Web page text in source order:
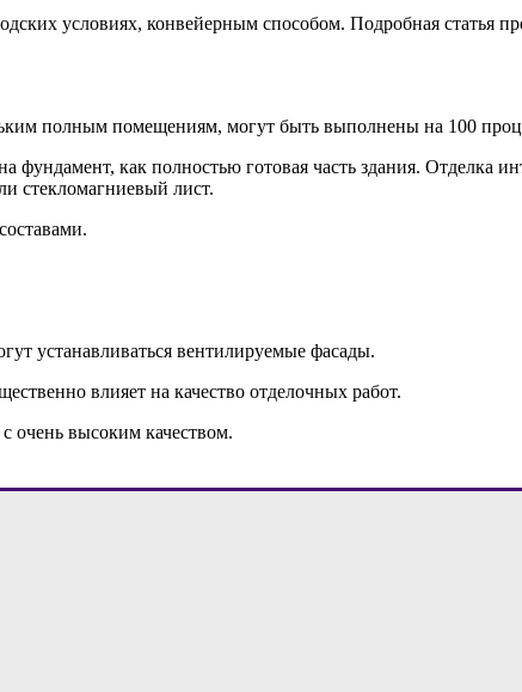
условиях, конвейерным способом. Подробная статья
полным помещениям, могут быть выполнены на 100
как полностью готовая часть здания. Отделка
стекломагниевый лист.
устанавливаться вентилируемые фасады.
влияет на качество отделочных работ.
очень высоким качеством.